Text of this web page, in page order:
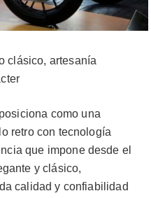
clásico, artesanía
como una
retro con tecnología
que impone desde el
y clásico,
calidad y confiabilidad